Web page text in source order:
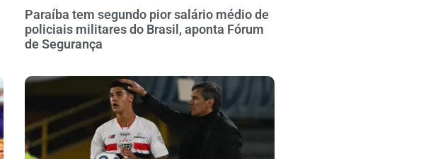
Paraíba tem segundo pior salário médio de
policiais militares do Brasil, aponta Fórum
de Segurança